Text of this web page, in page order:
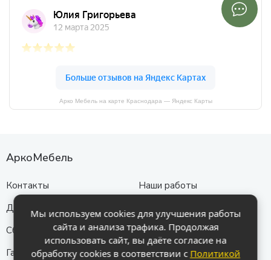
Арко Мебель на карте Краснодара — Яндекс Карты
АркоМебель
Контакты
Доставка и оплата
Сборка
Гарантия
Наши работы
Политика
конфиденциальности
Мы используем cookies для улучшения работы
сайта и анализа трафика. Продолжая
использовать сайт, вы даёте согласие на
обработку cookies в соответствии с Политикой